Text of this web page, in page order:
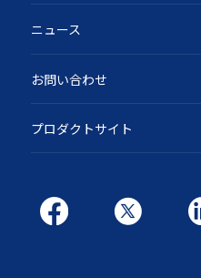
ニュース
お問い合わせ
プロダクトサイト